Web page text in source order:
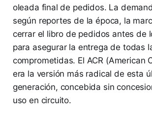
oleada final de pedidos. La
según reportes de la época, la
cerrar el libro de pedidos antes de
para asegurar la entrega de todas
comprometidas. El ACR (American
era la versión más radical de esta
generación, concebida sin
uso en circuito.